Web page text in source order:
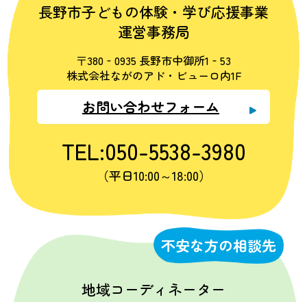
長野市子どもの体験・学び応援事業
運営事務局
〒380‐0935 長野市中御所1‐53
株式会社ながのアド・ビューロ内1F
お問い合わせフォーム
TEL:050-5538-3980
（平日10:00～18:00）
不安な方の相談先
地域コーディネーター